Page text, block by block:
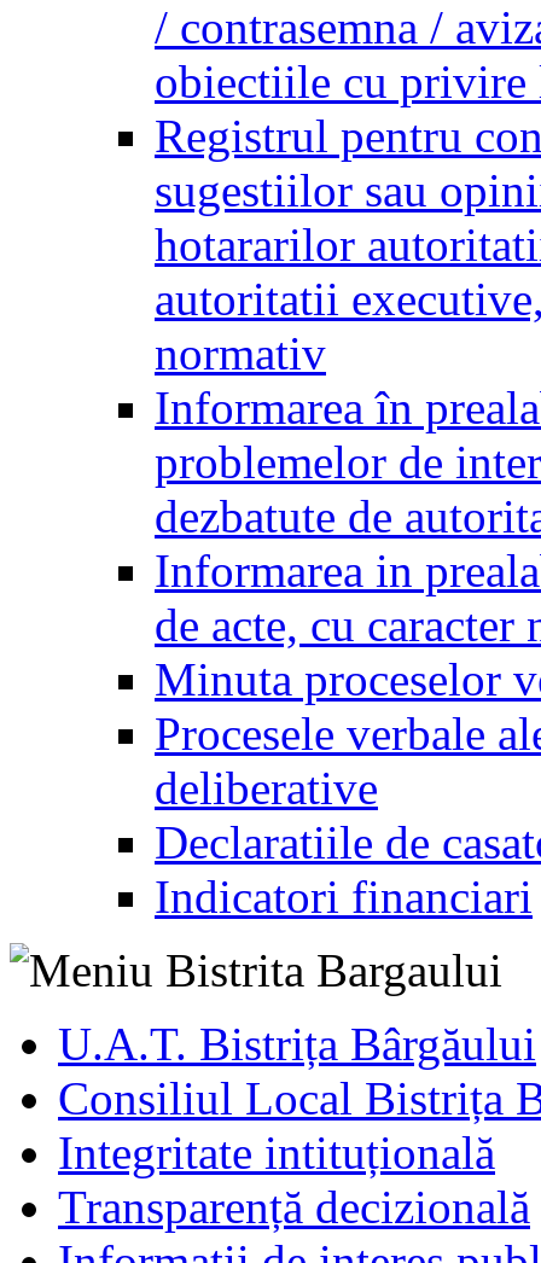
/ contrasemna /
obiectiile cu privire
Registrul pentru
sugestiilor sau
hotararilor
autoritatii
normativ
Informarea în
problemelor de
dezbatute de
Informarea in
de acte, cu caracter
Minuta proceselor
Procesele verbale
deliberative
Declaratiile de
Indicatori financiari
U.A.T. Bistrița Bârgăului
Consiliul Local Bistrița
Integritate intituțională
Transparență decizională